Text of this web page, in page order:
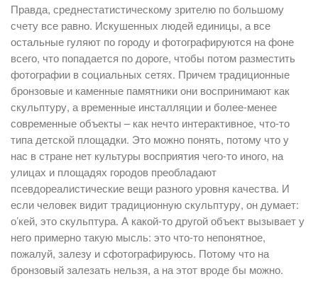
Правда, среднестатистическому зрителю по большому
счету все равно. Искушенных людей единицы, а все
остальные гуляют по городу и фотографируются на фоне
всего, что попадается по дороге, чтобы потом разместить
фотографии в социальных сетях. Причем традиционные
бронзовые и каменные памятники они воспринимают как
скульптуру, а временные инсталляции и более-менее
современные объекты – как нечто интерактивное, что-то
типа детской площадки. Это можно понять, потому что у
нас в стране нет культуры восприятия чего-то иного, на
улицах и площадях городов преобладают
псевдореалистические вещи разного уровня качества. И
если человек видит традиционную скульптуру, он думает:
о’кей, это скульптура. А какой-то другой объект вызывает у
него примерно такую мысль: это что-то непонятное,
пожалуй, залезу и сфотографируюсь. Потому что на
бронзовый залезать нельзя, а на этот вроде бы можно.